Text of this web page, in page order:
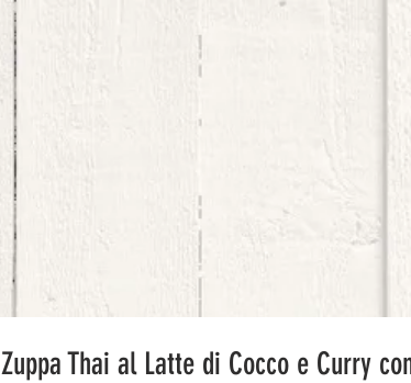
Zuppa Thai al Latte di Cocco e Curry